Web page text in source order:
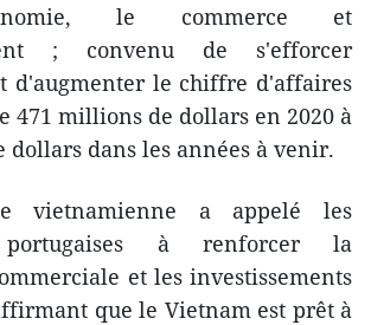
le commerce et
; convenu de s'efforcer
d'augmenter le chiffre d'affaires
471 millions de dollars en 2020 à
dans les années à venir.
vietnamienne a appelé les
portugaises à renforcer la
et les investissements
que le Vietnam est prêt à